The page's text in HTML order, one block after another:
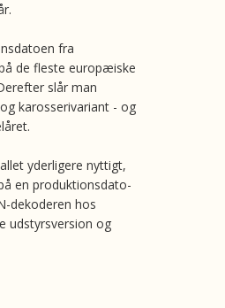
fra
de fleste europæiske
slår man
karosserivariant - og
yderligere nyttigt,
en produktionsdato-
dekoderen hos
udstyrsversion og